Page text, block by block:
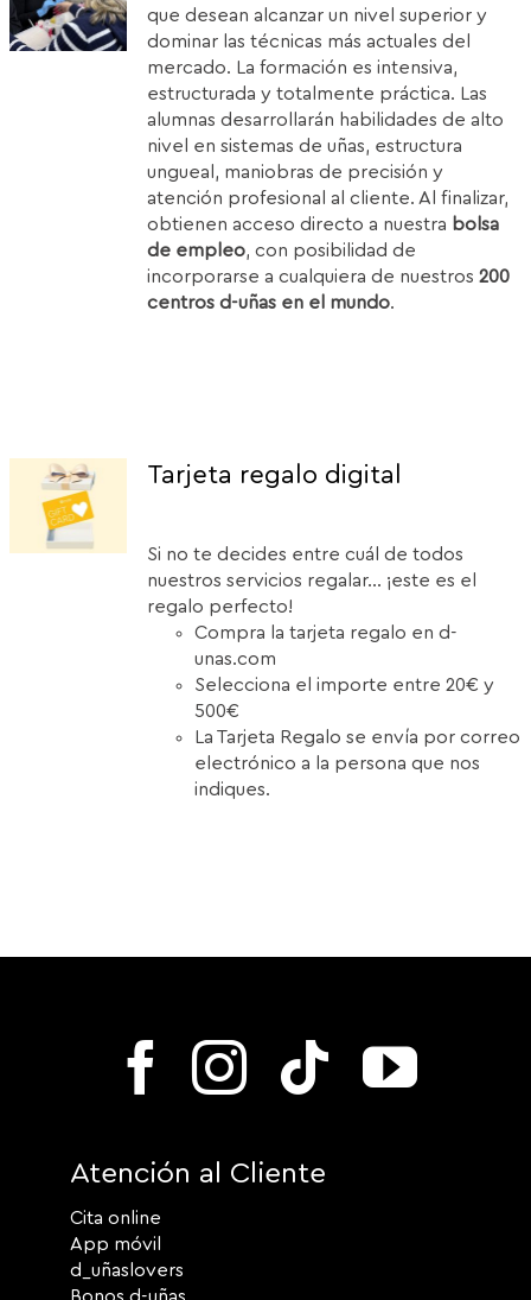
1.850,00€.1.399,00€.
que desean alcanzar un nivel superior y
dominar las técnicas más actuales del
mercado. La formación es intensiva,
estructurada y totalmente práctica. Las
alumnas desarrollarán habilidades de alto
nivel en sistemas de uñas, estructura
ungueal, maniobras de precisión y
atención profesional al cliente. Al finalizar,
obtienen acceso directo a nuestra bolsa
de empleo, con posibilidad de
incorporarse a cualquiera de nuestros200
centros d-uñas en el mundo.
Tarjeta regalo digital
Si no te decides entre cuál de todos
nuestros servicios regalar... ¡este es el
regalo perfecto!
Compra la tarjeta regalo en d-
unas.com
Selecciona el importe entre 20€ y
500€
La Tarjeta Regalo se envía por correo
electrónico a la persona que nos
indiques.
Atención al Cliente
Cita online
App móvil
d_uñaslovers